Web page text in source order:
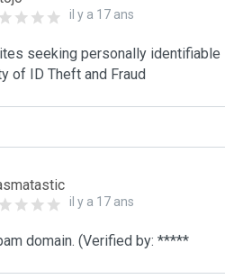
il y a 17 ans
seeking personally
of ID Theft and Fraud
il y a 17 ans
domain. (Verified by: *****